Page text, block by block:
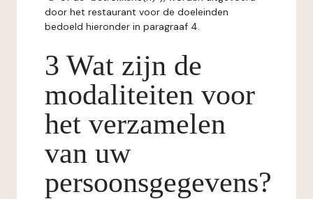
door het restaurant voor de doeleinden
bedoeld hieronder in paragraaf 4.
3 Wat zijn de
modaliteiten voor
het verzamelen
van uw
persoonsgegevens?